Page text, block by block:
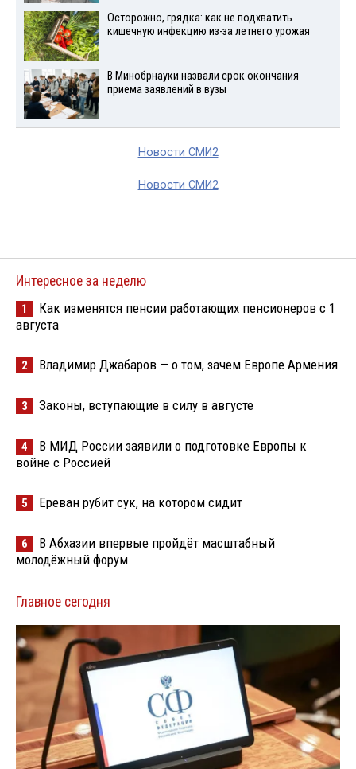
Осторожно, грядка: как не подхватить
кишечную инфекцию из-за летнего урожая
В Минобрнауки назвали срок окончания
приема заявлений в вузы
Новости СМИ2
Новости СМИ2
Интересное за неделю
1
Как изменятся пенсии работающих пенсионеров с 1
августа
2 Владимир Джабаров — о том, зачем Европе Армения
3 Законы, вступающие в силу в августе
4
В МИД России заявили о подготовке Европы к
войне с Россией
5 Ереван рубит сук, на котором сидит
6
В Абхазии впервые пройдёт масштабный
молодёжный форум
Главное сегодня